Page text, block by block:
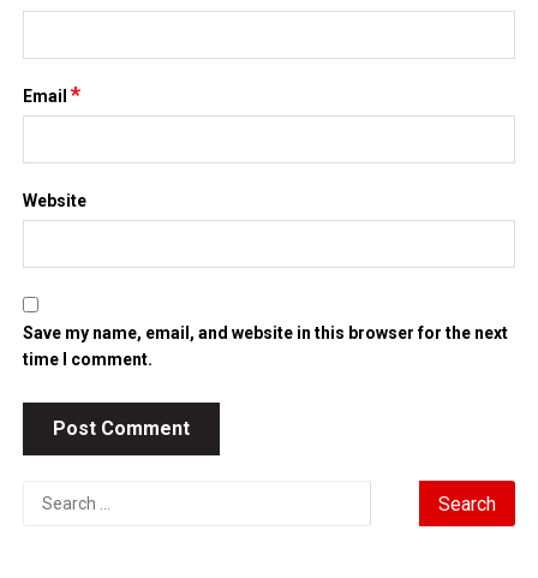
Email*
Website
Save my name, email, and website in this browser for the next
time I comment.
Search